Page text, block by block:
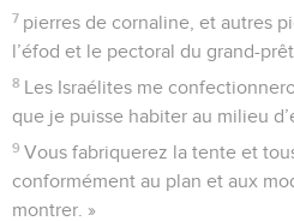
7 pierres de cornaline, et autres
l’éfod et le pectoral du grand-
8 Les Israélites me
que je puisse habiter au milieu
9 Vous fabriquerez la tente et
conformément au plan et aux
montrer. »